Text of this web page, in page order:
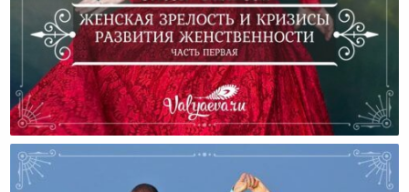
Женская Зрелость И Кризисы Развития
Женственности (Часть Первая)